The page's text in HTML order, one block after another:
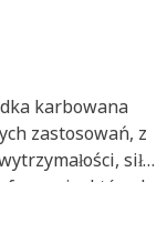
karbowana
zastosowań, z
sił
których
tak, aby